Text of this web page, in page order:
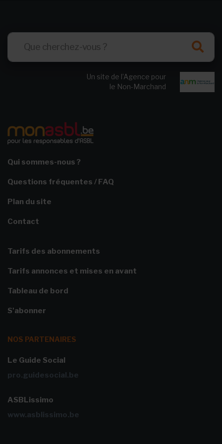
Un site de l’Agence pour
le Non-Marchand
Qui sommes-nous ?
Questions fréquentes / FAQ
Plan du site
Contact
Tarifs des abonnements
Tarifs annonces et mises en avant
Tableau de bord
S'abonner
NOS PARTENAIRES
Le Guide Social
pro.guidesocial.be
ASBLissimo
www.asblissimo.be